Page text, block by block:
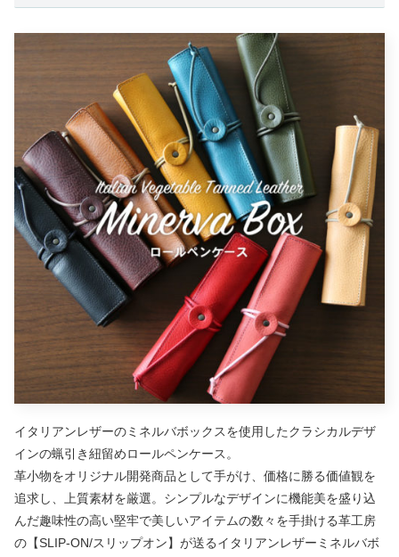
イタリアンレザーのミネルバボックスを使用したクラシカルデザ
インの蝋引き紐留めロールペンケース。
革小物をオリジナル開発商品として手がけ、価格に勝る価値観を
追求し、上質素材を厳選。シンプルなデザインに機能美を盛り込
んだ趣味性の高い堅牢で美しいアイテムの数々を手掛ける革工房
の【SLIP-ON/スリップオン】が送るイタリアンレザーミネルバボ